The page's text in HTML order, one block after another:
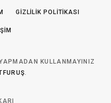
GIZLILIK POLITIKASI
KULLANMAYINIZ
.